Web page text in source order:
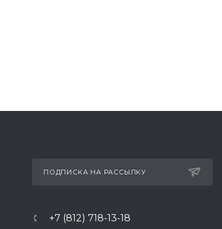
ПОДПИСКА НА РАССЫЛКУ
+7 (812) 718-13-18